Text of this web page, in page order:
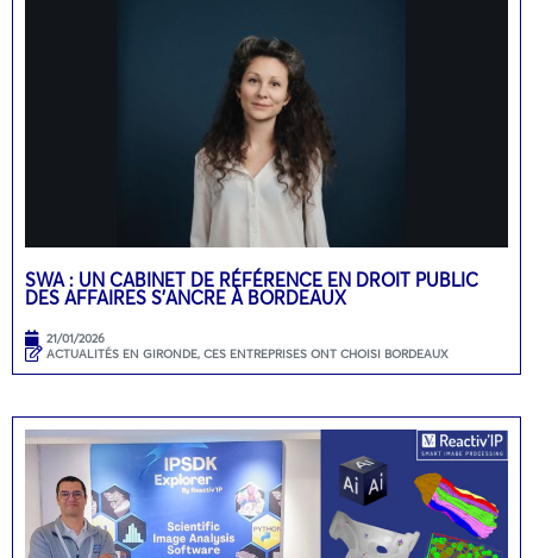
SWA : UN CABINET DE RÉFÉRENCE EN DROIT PUBLIC
DES AFFAIRES S’ANCRE À BORDEAUX
21/01/2026
ACTUALITÉS EN GIRONDE, CES ENTREPRISES ONT CHOISI BORDEAUX